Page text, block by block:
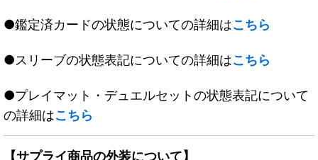
●鑑定済カードの状態についての詳細はこちら
●スリーブの状態表記についての詳細はこちら
●プレイマット・デュエルセットの状態表記について
の詳細はこちら
【サプライ商品の外装について】